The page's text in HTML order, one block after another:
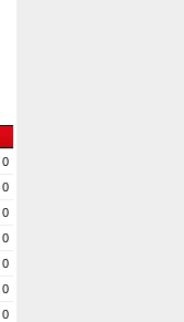
0
0
0
0
0
0
0